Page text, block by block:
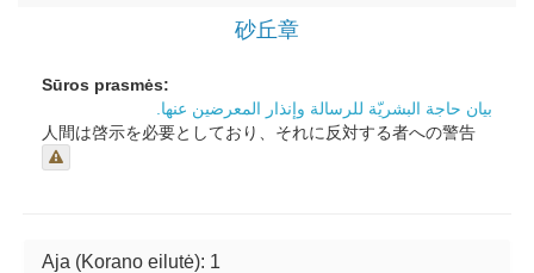
砂丘章
Sūros prasmės:
بيان حاجة البشريّة للرسالة وإنذار المعرضين عنها.
人間は啓示を必要としており、それに反対する者への警告
Aja (Korano eilutė): 1